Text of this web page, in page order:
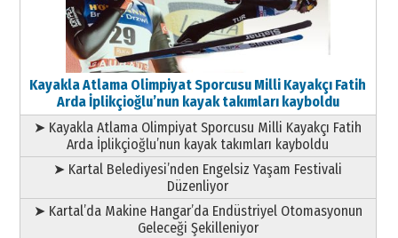
Kayakla Atlama Olimpiyat Sporcusu Milli Kayakçı Fatih
Arda İplikçioğlu’nun kayak takımları kayboldu
➤ Kayakla Atlama Olimpiyat Sporcusu Milli Kayakçı Fatih
Arda İplikçioğlu’nun kayak takımları kayboldu
➤ Kartal Belediyesi’nden Engelsiz Yaşam Festivali
Düzenliyor
➤ Kartal’da Makine Hangar’da Endüstriyel Otomasyonun
Geleceği Şekilleniyor